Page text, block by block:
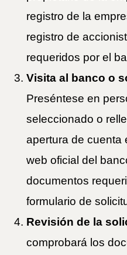
registro de la
registro de
requeridos por el
Visita al banco o
Preséntese en
seleccionado o
apertura de cuenta
web oficial del
documentos
formulario de
Revisión de la
comprobará los